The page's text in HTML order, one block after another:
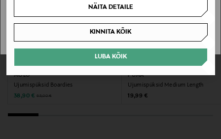
NÄITA DETAILE
KINNITA KÕIK
LUBA KÕIK
Hooldusjuhendid
Peske 30°C juures, trummelkuivatamine keelatud,
9242 STRAWBERRY RED
MOLO
Ujumispüksid Boardies
Discounted Price
38,90 € Original Price
65,00 €
PUMA
Ujumispüksid Medium Length
Original Price
19,99 €
SAAN ARU